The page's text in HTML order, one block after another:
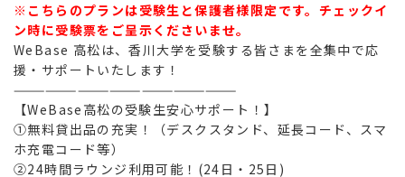
※こちらのプランは受験生と保護者様限定です。チェックイ
ン時に受験票をご呈示くださいませ。
WeBase 高松は、香川大学を受験する皆さまを全集中で応
援・サポートいたします！
—————————————————————
【WeBase高松の受験生安心サポート！】
①無料貸出品の充実！（デスクスタンド、延長コード、スマ
ホ充電コード等）
②24時間ラウンジ利用可能！(24日・25日)